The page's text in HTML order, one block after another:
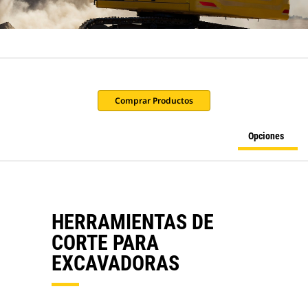
Comprar Productos
Opciones
HERRAMIENTAS DE
CORTE PARA
EXCAVADORAS